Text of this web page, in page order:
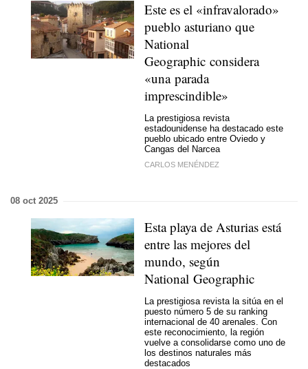
Este es el «infravalorado»
pueblo asturiano que
National
Geographic considera
«una parada
imprescindible»
La prestigiosa revista
estadounidense ha destacado este
pueblo ubicado entre Oviedo y
Cangas del Narcea
CARLOS MENÉNDEZ
08 oct 2025
Esta playa de Asturias está
entre las mejores del
mundo, según
National Geographic
La prestigiosa revista la sitúa en el
puesto número 5 de su ranking
internacional de 40 arenales. Con
este reconocimiento, la región
vuelve a consolidarse como uno de
los destinos naturales más
destacados